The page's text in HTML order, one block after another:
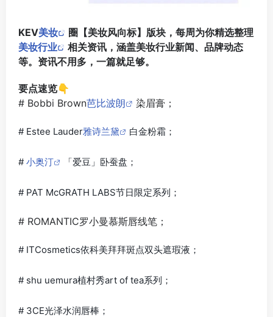
KEV美妆
圈【美妆风向标】版块，每周为你精选整理
美妆行业
相关资讯，涵盖美妆行业新闻、品牌动态
等。资讯不用多，一篇就足够。
要点速览👇
# Bobbi Brown芭比波朗 染眉膏；
# Estee Lauder雅诗兰黛 白金粉霜；
#小奥汀 「爱豆」卧蚕盘；
# PAT McGRATH LABS节日限定系列；
# ROMANTIC罗小曼慕斯唇线笔；
# ITCosmetics依科美拜拜斑点双头遮瑕液；
# shu uemura植村秀art of tea系列；
# 3CE光泽水润唇棒；